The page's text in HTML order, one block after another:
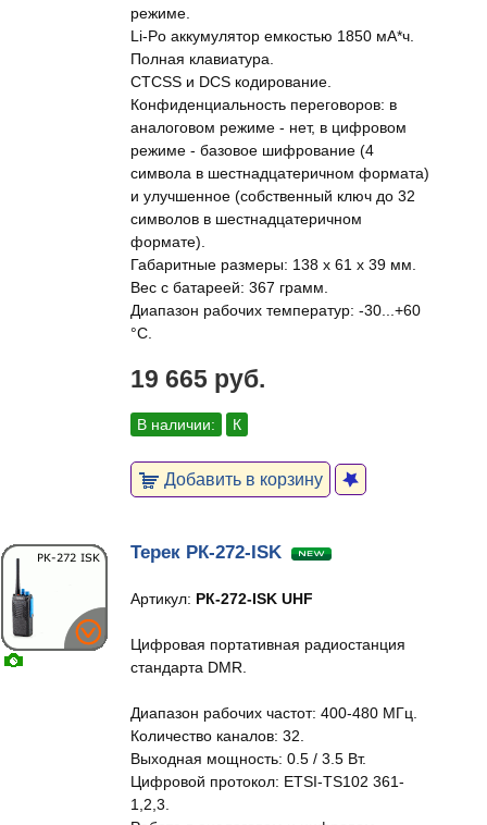
режиме.
Li‐Po аккумулятор емкостью 1850 мА*ч.
Полная клавиатура.
CTCSS и DCS кодирование.
Конфиденциальность переговоров: в
аналоговом режиме - нет, в цифровом
режиме - базовое шифрование (4
символа в шестнадцатеричном формата)
и улучшенное (собственный ключ до 32
символов в шестнадцатеричном
формате).
Габаритные размеры: 138 х 61 х 39 мм.
Вес с батареей: 367 грамм.
Диапазон рабочих температур: -30...+60
°C.
19 665 руб.
В наличии: К
Добавить в корзину
Терек РК-272-ISK
Артикул: РК-272-ISK UHF
Цифровая портативная радиостанция
стандарта DMR.
Диапазон рабочих частот: 400-480 МГц.
Количество каналов: 32.
Выходная мощность: 0.5 / 3.5 Вт.
Цифровой протокол: ETSI-TS102 361-
1,2,3.